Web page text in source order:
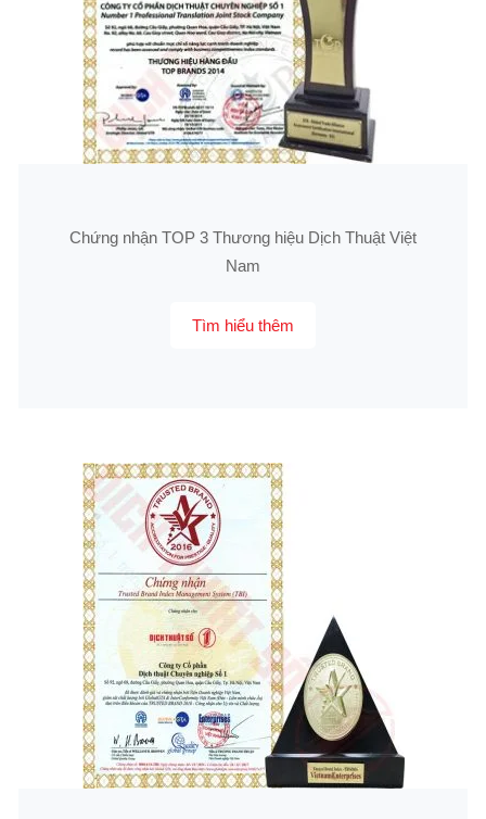
Chứng nhận TOP 3 Thương hiệu Dịch Thuật Việt
Nam
Tìm hiểu thêm